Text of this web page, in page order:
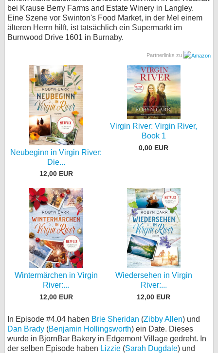
bei Krause Berry Farms and Estate Winery in Langley.
Eine Szene vor Swinton's Food Market, in der Mel einem
älteren Herrn hilft, ist tatsächlich ein Supermarkt im
Burnwood Drive 1601 in Burnaby.
Partnerlinks zu
Neubeginn in Virgin River:
Die...
12,00 EUR
Virgin River: Virgin River,
Book 1
0,00 EUR
Wintermärchen in Virgin
River:...
12,00 EUR
Wiedersehen in Virgin
River:...
12,00 EUR
In Episode #4.04 haben Brie Sheridan (Zibby Allen) und
Dan Brady (Benjamin Hollingsworth) ein Date. Dieses
wurde in BjornBar Bakery in Edgemont Village gedreht. In
der selben Episode haben Lizzie (Sarah Dugdale) und